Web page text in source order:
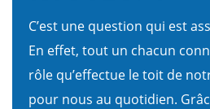
C’est une question qui est
En effet, tout un chacun
rôle qu’effectue le toit de
pour nous au quotidien.